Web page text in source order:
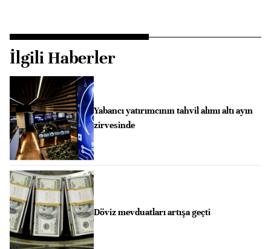
İlgili Haberler
Yabancı yatırımcının tahvil alımı altı ayın
zirvesinde
Döviz mevduatları artışa geçti